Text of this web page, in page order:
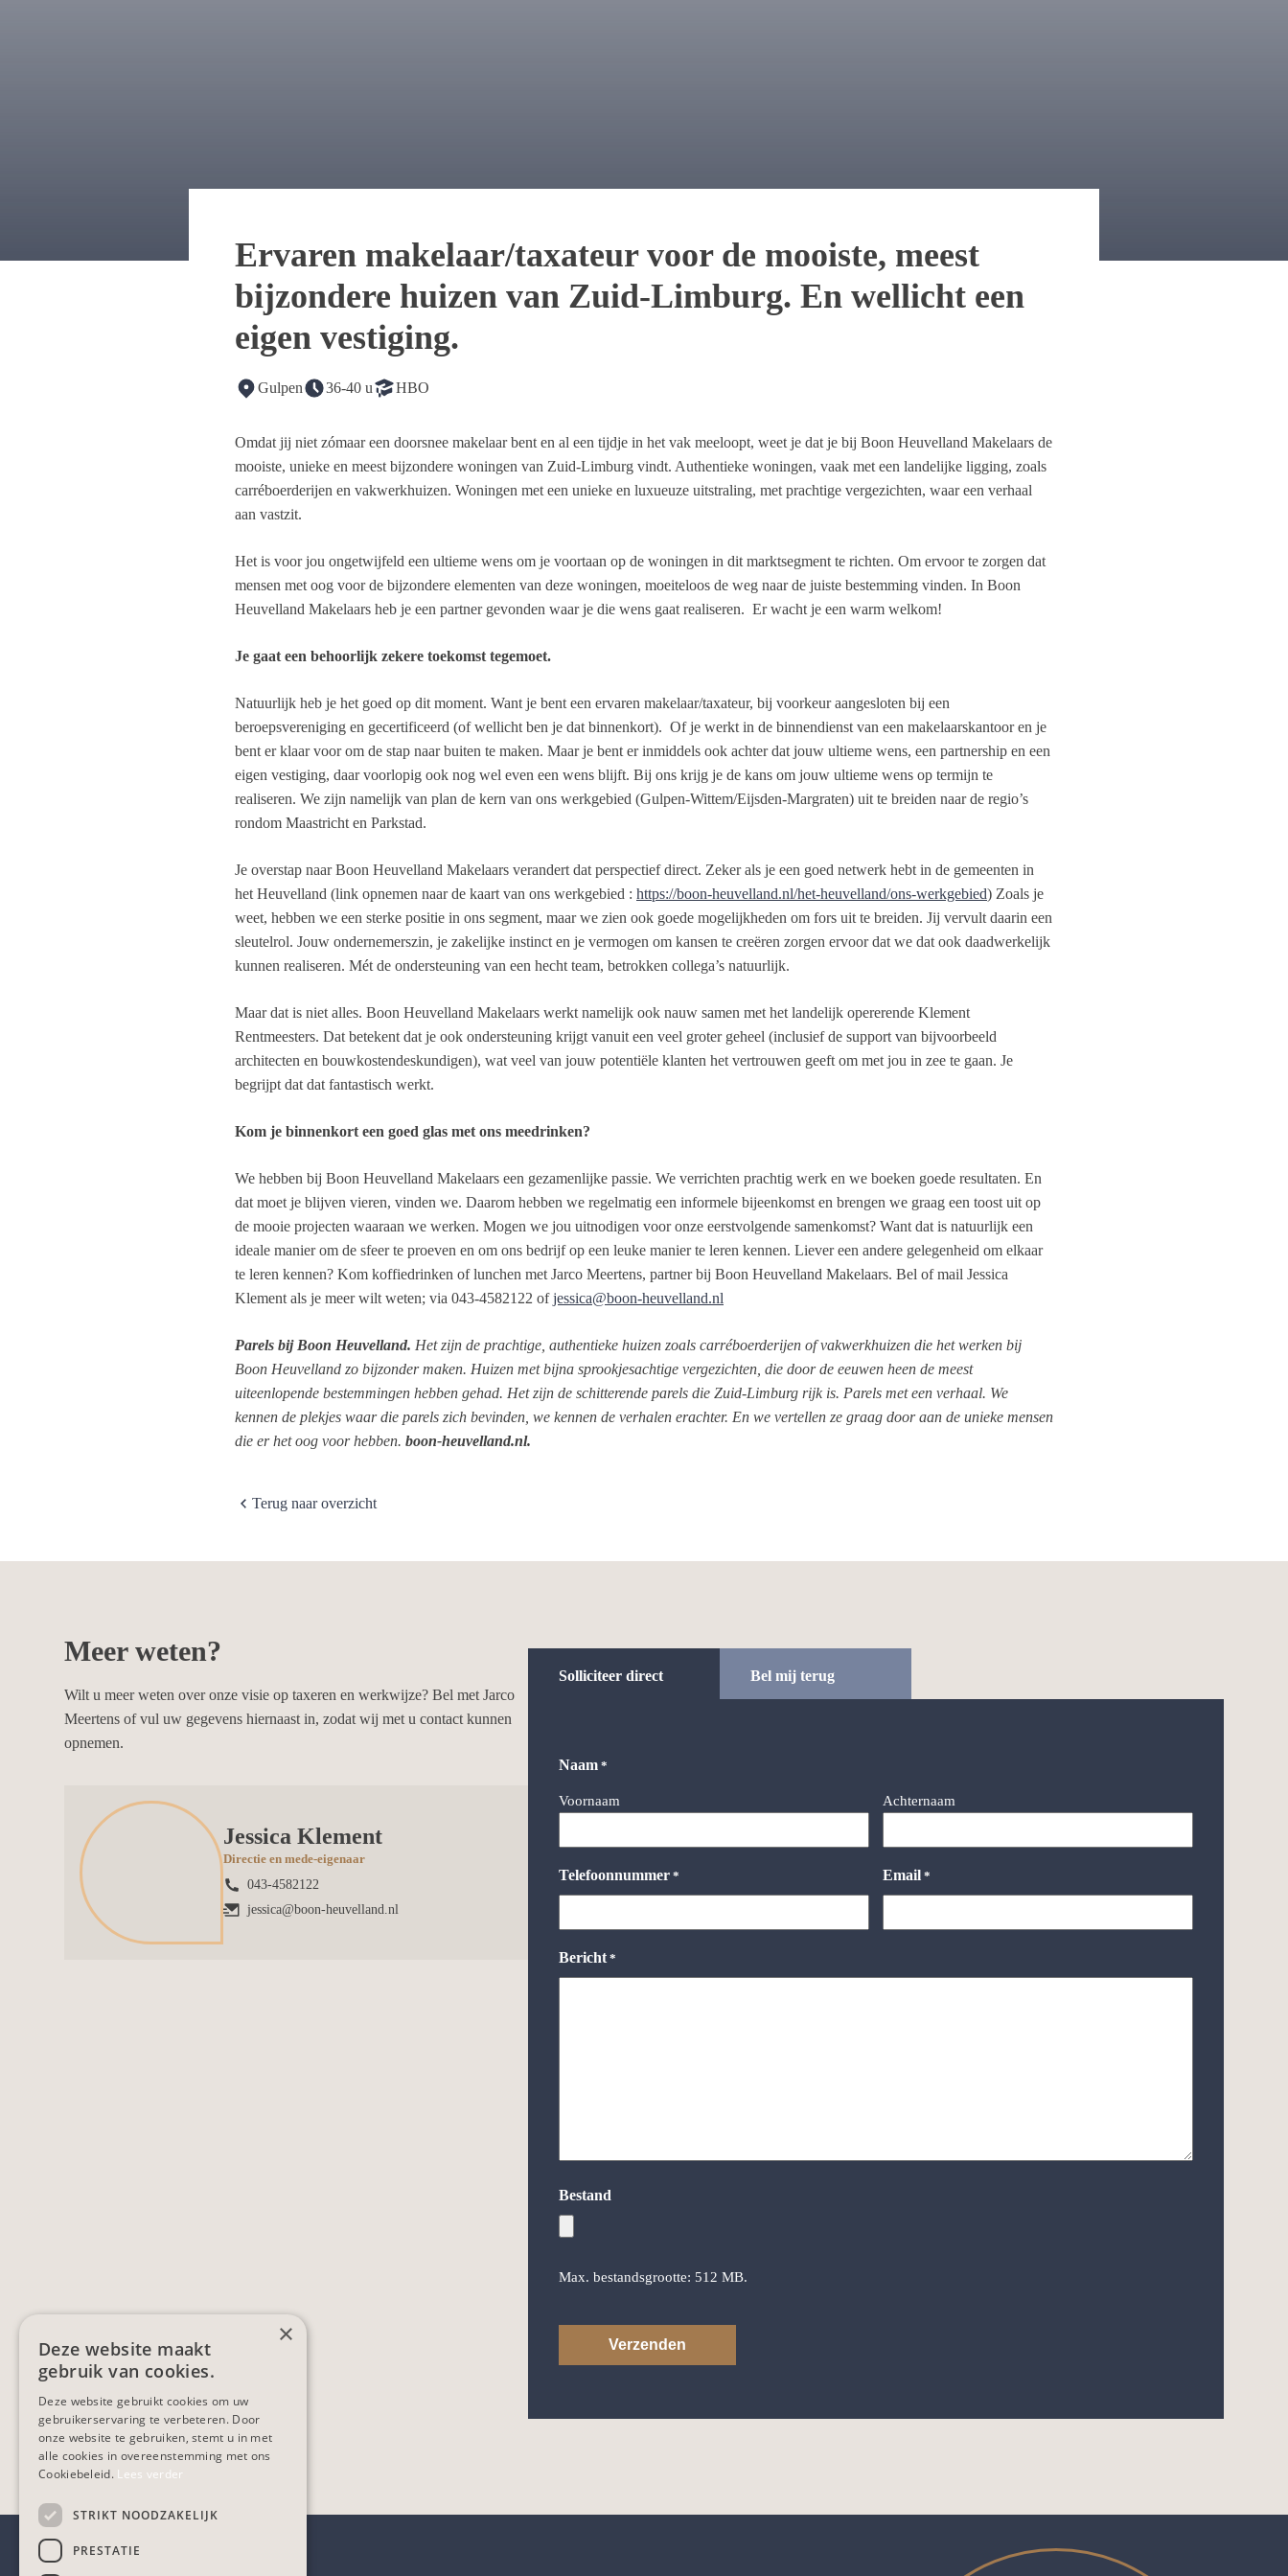
Ervaren makelaar/taxateur voor de mooiste, meest
bijzondere huizen van Zuid-Limburg. En wellicht een
eigen vestiging.
Gulpen 36-40 u HBO
Omdat jij niet zómaar een doorsnee makelaar bent en al een tijdje in het vak meeloopt, weet je dat je bij Boon Heuvelland Makelaars de
mooiste, unieke en meest bijzondere woningen van Zuid-Limburg vindt. Authentieke woningen, vaak met een landelijke ligging, zoals
carréboerderijen en vakwerkhuizen. Woningen met een unieke en luxueuze uitstraling, met prachtige vergezichten, waar een verhaal
aan vastzit.
Het is voor jou ongetwijfeld een ultieme wens om je voortaan op de woningen in dit marktsegment te richten. Om ervoor te zorgen dat
mensen met oog voor de bijzondere elementen van deze woningen, moeiteloos de weg naar de juiste bestemming vinden. In Boon
Heuvelland Makelaars heb je een partner gevonden waar je die wens gaat realiseren. Er wacht je een warm welkom!
Je gaat een behoorlijk zekere toekomst tegemoet.
Natuurlijk heb je het goed op dit moment. Want je bent een ervaren makelaar/taxateur, bij voorkeur aangesloten bij een
beroepsvereniging en gecertificeerd (of wellicht ben je dat binnenkort). Of je werkt in de binnendienst van een makelaarskantoor en je
bent er klaar voor om de stap naar buiten te maken. Maar je bent er inmiddels ook achter dat jouw ultieme wens, een partnership en een
eigen vestiging, daar voorlopig ook nog wel even een wens blijft. Bij ons krijg je de kans om jouw ultieme wens op termijn te
realiseren. We zijn namelijk van plan de kern van ons werkgebied (Gulpen-Wittem/Eijsden-Margraten) uit te breiden naar de regio’s
rondom Maastricht en Parkstad.
Je overstap naar Boon Heuvelland Makelaars verandert dat perspectief direct. Zeker als je een goed netwerk hebt in de gemeenten in
het Heuvelland (link opnemen naar de kaart van ons werkgebied : https://boon-heuvelland.nl/het-heuvelland/ons-werkgebied) Zoals je
weet, hebben we een sterke positie in ons segment, maar we zien ook goede mogelijkheden om fors uit te breiden. Jij vervult daarin een
sleutelrol. Jouw ondernemerszin, je zakelijke instinct en je vermogen om kansen te creëren zorgen ervoor dat we dat ook daadwerkelijk
kunnen realiseren. Mét de ondersteuning van een hecht team, betrokken collega’s natuurlijk.
Maar dat is niet alles. Boon Heuvelland Makelaars werkt namelijk ook nauw samen met het landelijk opererende Klement
Rentmeesters. Dat betekent dat je ook ondersteuning krijgt vanuit een veel groter geheel (inclusief de support van bijvoorbeeld
architecten en bouwkostendeskundigen), wat veel van jouw potentiële klanten het vertrouwen geeft om met jou in zee te gaan. Je
begrijpt dat dat fantastisch werkt.
Kom je binnenkort een goed glas met ons meedrinken?
We hebben bij Boon Heuvelland Makelaars een gezamenlijke passie. We verrichten prachtig werk en we boeken goede resultaten. En
dat moet je blijven vieren, vinden we. Daarom hebben we regelmatig een informele bijeenkomst en brengen we graag een toost uit op
de mooie projecten waaraan we werken. Mogen we jou uitnodigen voor onze eerstvolgende samenkomst? Want dat is natuurlijk een
ideale manier om de sfeer te proeven en om ons bedrijf op een leuke manier te leren kennen. Liever een andere gelegenheid om elkaar
te leren kennen? Kom koffiedrinken of lunchen met Jarco Meertens, partner bij Boon Heuvelland Makelaars. Bel of mail Jessica
Klement als je meer wilt weten; via 043-4582122 ofjessica@boon-heuvelland.nl
Parels bij Boon Heuvelland. Het zijn de prachtige, authentieke huizen zoals carréboerderijen of vakwerkhuizen die het werken bij
Boon Heuvelland zo bijzonder maken. Huizen met bijna sprookjesachtige vergezichten, die door de eeuwen heen de meest
uiteenlopende bestemmingen hebben gehad. Het zijn de schitterende parels die Zuid-Limburg rijk is. Parels met een verhaal. We
kennen de plekjes waar die parels zich bevinden, we kennen de verhalen erachter. En we vertellen ze graag door aan de unieke mensen
die er het oog voor hebben. boon-heuvelland.nl.
Terug naar overzicht
Meer weten?
Wilt u meer weten over onze visie op taxeren en werkwijze? Bel met Jarco
Meertens of vul uw gegevens hiernaast in, zodat wij met u contact kunnen
opnemen.
Jessica Klement
Directie en mede-eigenaar
043-4582122
jessica@boon-heuvelland.nl
Solliciteer direct Bel mij terug
Naam *
Voornaam Achternaam
Telefoonnummer * Email *
Bericht *
Bestand
Max. bestandsgrootte: 512 MB.
×
Deze website maakt
gebruik van cookies.
Deze website gebruikt cookies om uw
gebruikerservaring te verbeteren. Door
onze website te gebruiken, stemt u in met
alle cookies in overeenstemming met ons
Cookiebeleid. Lees verder
STRIKT NOODZAKELIJK
PRESTATIE